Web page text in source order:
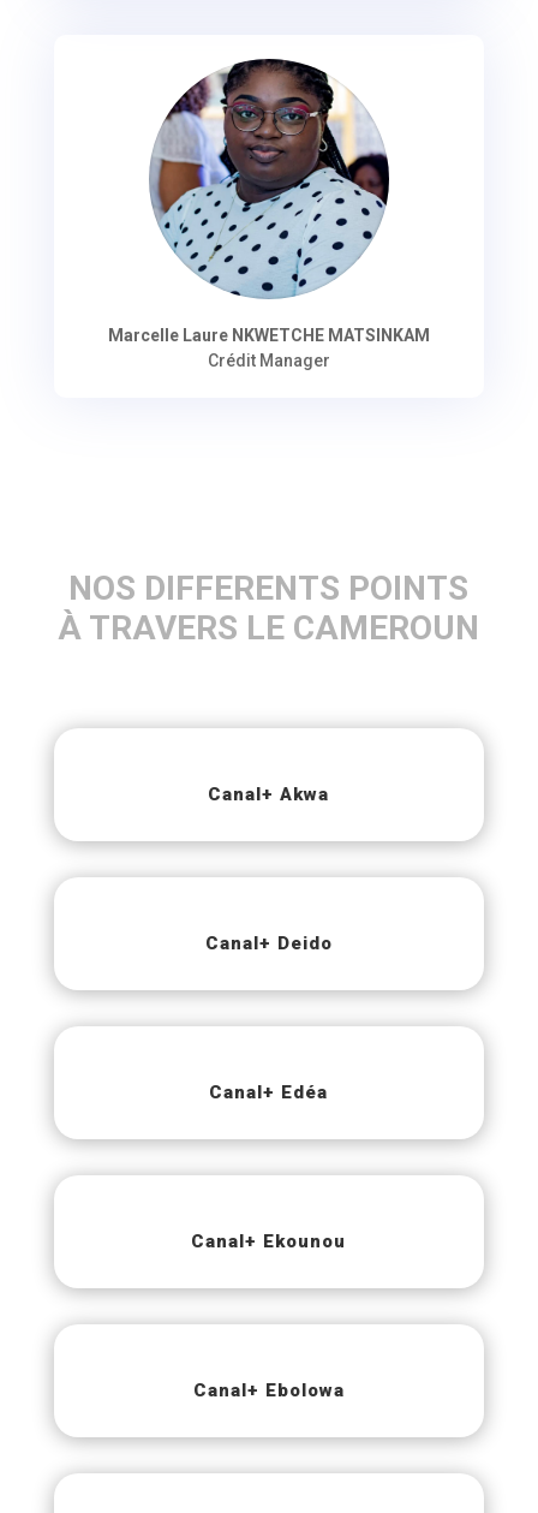
Marcelle Laure NKWETCHE MATSINKAM
Crédit Manager
NOS DIFFERENTS POINTS
À TRAVERS LE CAMEROUN
Canal+ Akwa
Canal+ Deido
Canal+ Edéa
Canal+ Ekounou
Canal+ Ebolowa